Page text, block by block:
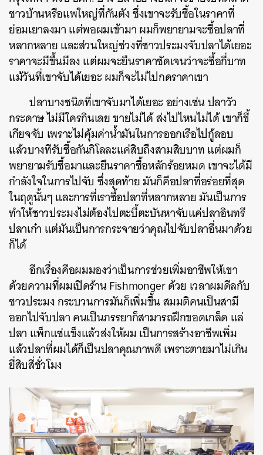
ชาวบ้านหรือแพใหญ่ที่กันตัง ซึ่งเขาจะรับซื้อในราคาที่
ย่อมเยาลงมา แต่พอผมเข้ามา ผมก็พยายามจะซื้อปลาที่
หลากหลาย และส่วนใหญ่ช่วงที่ชาวประมงจับปลาได้เยอะ
ราคาจะมีขึ้นมีลง แต่ผมจะยืนราคาชัดเจนว่าจะซื้อกี่บาท
แม้วันที่เขาจับได้เยอะ ผมก็จะไม่ไปกดราคาเขา
ปลาบางชนิดที่เขาจับมาได้เยอะ อย่างเช่น ปลาวัว
กระดาษ ไม่มีใครกินเลย ขายไม่ได้ ส่งไปไหนไม่ได้ เขาก็ขี้
เกียจจับ เพราะไม่คุ้มค่าน้ำมันในการออกเรือไปกู้ลอบ
แล้วบางทีรับซื้อกันกิโลละแค่สิบถึงสามสิบบาท แต่ผมก็
พยายามรับซื้อมาและยืนราคาซื้อหลักร้อยหมด เขาจะได้มี
กำลังใจในการไปจับ ซึ่งสุดท้าย มันก็คือปลาที่อร่อยที่สุด
ในฤดูนั้นๆ และการที่เราซื้อปลาที่หลากหลาย มันเป็นการ
ทำให้ชาวประมงไม่ต้องไปตะบี้ตะบันหาจับแค่ปลาอินทรี
ปลาเก๋า แต่มันเป็นการกระจายว่าคุณไปจับปลาอื่นมาด้วย
ก็ได้
อีกเรื่องคือผมมองว่าเป็นการช่วยเพิ่มอาชีพให้เขา
ด้วยความที่ผมเปิดร้าน Fishmonger ด้วย เวลาผมดีลกับ
ชาวประมง กระบวนการมันก็เพิ่มขึ้น สมมติคนเป็นสามี
ออกไปจับปลา คนเป็นภรรยาก็สามารถฝึกขอดเกล็ด แล่
ปลา แพ็กแช่แข็งแล้วส่งให้ผม เป็นการสร้างอาชีพเพิ่ม
แล้วปลาที่ผมได้ก็เป็นปลาคุณภาพดี เพราะตายมาไม่เกิน
ยี่สิบสี่ชั่วโมง
SHARE TWEET LINE EMAIL